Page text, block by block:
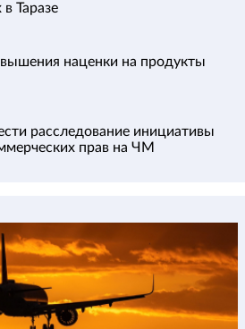
Таразе
наценки на продукты
расследование инициативы
прав на ЧМ